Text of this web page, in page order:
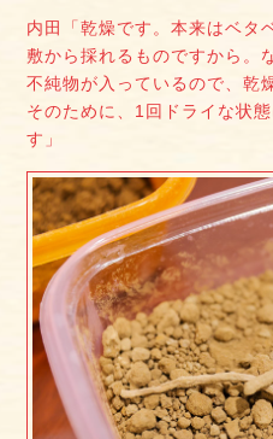
内田「乾燥です。本来はベタ
敷から採れるものですから。
不純物が入っているので、乾
そのために、1回ドライな状
す」